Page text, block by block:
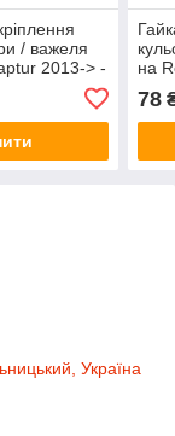
/ важеля
2013-> -
на
-
78
Україна